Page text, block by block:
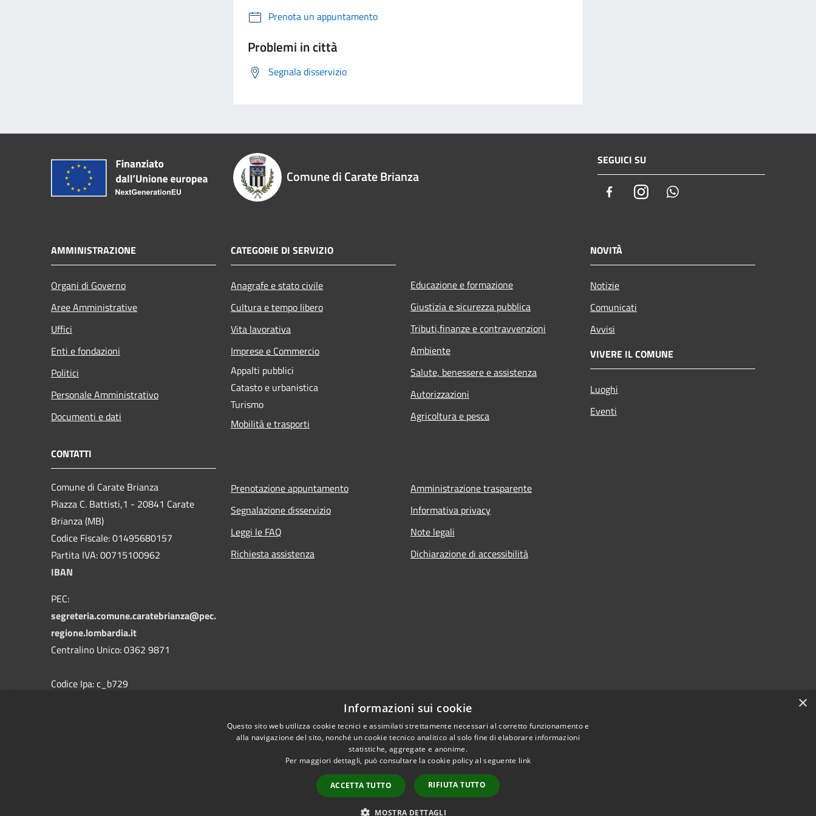
Prenota un appuntamento
Problemi in città
Segnala disservizio
Comune di Carate Brianza
SEGUICI SU
FacebookInstagram
AMMINISTRAZIONE
Organi di Governo
Aree Amministrative
Uffici
Enti e fondazioni
Politici
Personale Amministrativo
Documenti e dati
CATEGORIE DI SERVIZIO
Anagrafe e stato civile
Cultura e tempo libero
Vita lavorativa
Imprese e Commercio
Appalti pubblici
Catasto e urbanistica
Turismo
Mobilità e trasporti
Educazione e formazione
Giustizia e sicurezza pubblica
Tributi,finanze e contravvenzioni
Ambiente
Salute, benessere e assistenza
Autorizzazioni
Agricoltura e pesca
NOVITÀ
Notizie
Comunicati
Avvisi
VIVERE IL COMUNE
Luoghi
Eventi
CONTATTI
Comune di Carate Brianza
Piazza C. Battisti,1 - 20841 Carate
Brianza (MB)
Codice Fiscale: 01495680157
Partita IVA: 00715100962
IBAN
PEC:
segreteria.comune.caratebrianza@pec.
regione.lombardia.it
Centralino Unico: 0362 9871
Codice Ipa: c_b729
Prenotazione appuntamento
Segnalazione disservizio
Leggi le FAQ
Richiesta assistenza
Amministrazione trasparente
Informativa privacy
Note legali
Dichiarazione di accessibilità
Whistleblowing
×
Informazioni sui cookie
Questo sito web utilizza cookie tecnici e assimilati strettamente necessari al corretto funzionamento e
alla navigazione del sito, nonché un cookie tecnico analitico al solo fine di elaborare informazioni
statistiche, aggregate e anonime.
Per maggiori dettagli, può consultare la cookie policy al seguente link
ACCETTA TUTTO RIFIUTA TUTTO
MOSTRA DETTAGLI